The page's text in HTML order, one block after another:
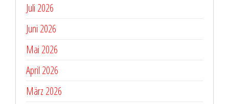
Juli 2026
Juni 2026
Mai 2026
April 2026
März 2026